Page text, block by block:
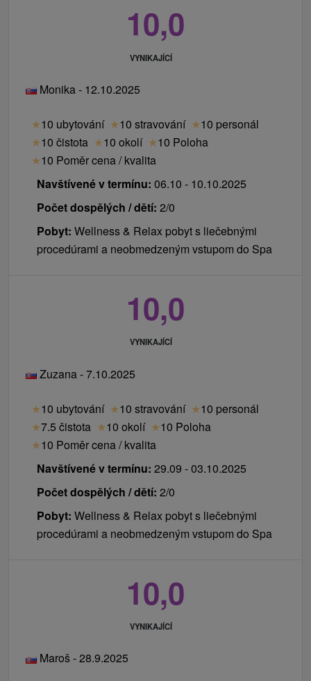
10,0
VYNIKAJÍCÍ
Monika - 12.10.2025
★10 ubytování ★10 stravování ★10 personál
★10 čistota ★10 okolí ★10 Poloha
★10 Poměr cena / kvalita
Navštívené v termínu: 06.10 - 10.10.2025
Počet dospělých / dětí: 2/0
Pobyt: Wellness & Relax pobyt s liečebnými
procedúrami a neobmedzeným vstupom do Spa
10,0
VYNIKAJÍCÍ
Zuzana - 7.10.2025
★10 ubytování ★10 stravování ★10 personál
★7.5 čistota ★10 okolí ★10 Poloha
★10 Poměr cena / kvalita
Navštívené v termínu: 29.09 - 03.10.2025
Počet dospělých / dětí: 2/0
Pobyt: Wellness & Relax pobyt s liečebnými
procedúrami a neobmedzeným vstupom do Spa
10,0
VYNIKAJÍCÍ
Maroš - 28.9.2025